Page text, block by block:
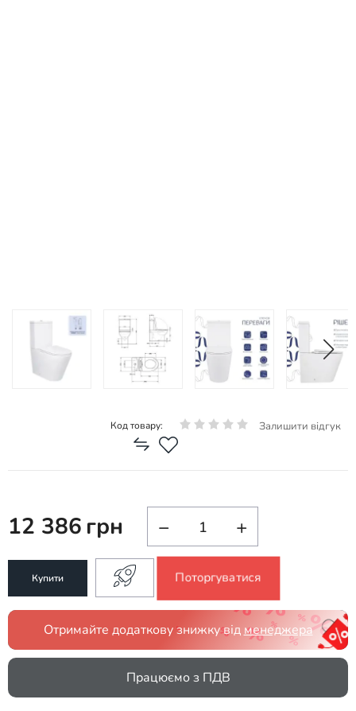
Код товару: Залишити відгук
12 386 грн − +
Купити Поторгуватися
Отримайте додаткову знижку від менеджера
Працюємо з ПДВ